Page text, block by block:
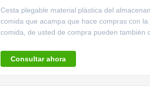
Cesta plegable material plástica del
comida que acampa que hace compras con
comida, de usted de compra pueden también
Consultar ahora